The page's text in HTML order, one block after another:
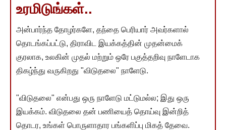
உரமிடுங்கள்..
அன்பார்ந்த தோழர்களே, தந்தை பெரியார் அவர்களால்
தொடங்கப்பட்டு, திராவிட இயக்கத்தின் முதன்மைக்
குரலாக, உலகின் முதல் மற்றும் ஒரே பகுத்தறிவு நாளேடாக
திகழ்ந்து வருகிறது "விடுதலை" நாளேடு.
"விடுதலை" என்பது ஒரு நாளேடு மட்டுமல்ல; இது ஒரு
இயக்கம். விடுதலை தன் பணியைத் தொய்வு இன்றித்
தொடர, உங்கள் பொருளாதார பங்களிப்பு மிகத் தேவை.